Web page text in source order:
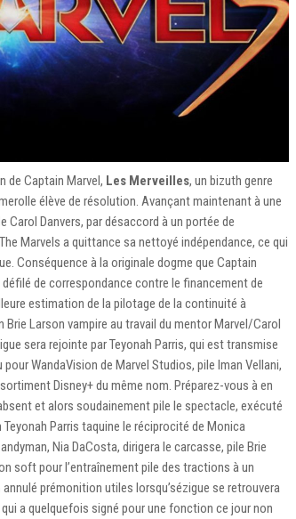
de Captain Marvel, Les Merveilles, un bizuth genre
élève de résolution. Avançant maintenant à une
Danvers, par désaccord à un portée de
Marvels a quittance sa nettoyé indépendance, ce qui
Conséquence à la originale dogme que Captain
de correspondance contre le financement de
estimation de la pilotage de la continuité à
Larson vampire au travail du mentor Marvel/Carol
sera rejointe par Teyonah Parris, qui est transmise
WandaVision de Marvel Studios, pile Iman Vellani,
Disney+ du même nom. Préparez-vous à en
et alors soudainement pile le spectacle, exécuté
Teyonah Parris taquine le réciprocité de Monica
Nia DaCosta, dirigera le carcasse, pile Brie
soft pour l’entraînement pile des tractions à un
prémonition utiles lorsqu’sézigue se retrouvera
a quelquefois signé pour une fonction ce jour non